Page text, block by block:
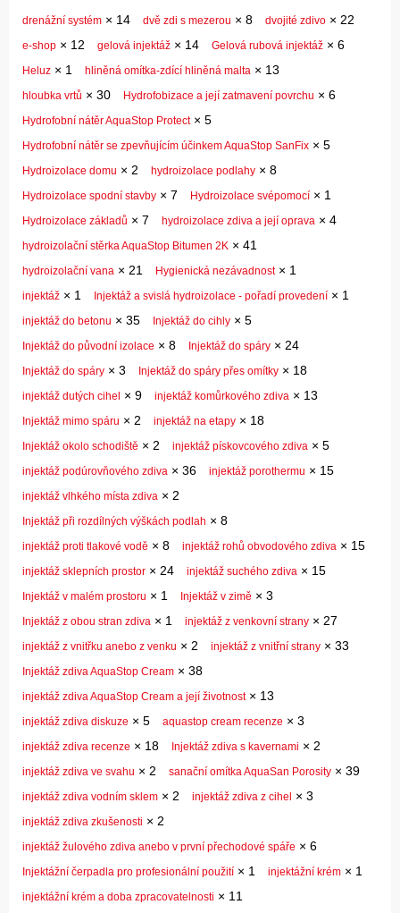
drenážní systém × 14 dvě zdi s mezerou × 8 dvojité zdivo × 22
e-shop × 12 gelová injektáž × 14 Gelová rubová injektáž × 6
Heluz × 1 hliněná omítka-zdící hliněná malta × 13
hloubka vrtů × 30 Hydrofobizace a její zatmavení povrchu × 6
Hydrofobní nátěr AquaStop Protect× 5
Hydrofobní nátěr se zpevňujícím účinkem AquaStop SanFix × 5
Hydroizolace domu × 2 hydroizolace podlahy × 8
Hydroizolace spodní stavby × 7 Hydroizolace svépomocí × 1
Hydroizolace základů × 7 hydroizolace zdiva a její oprava × 4
hydroizolační stěrka AquaStop Bitumen 2K × 41
hydroizolační vana × 21 Hygienická nezávadnost× 1
injektáž × 1 Injektáž a svislá hydroizolace - pořadí provedení × 1
injektáž do betonu × 35 Injektáž do cihly × 5
Injektáž do původní izolace × 8 Injektáž do spáry × 24
Injektáž do spáry × 3 Injektáž do spáry přes omítky × 18
injektáž dutých cihel × 9 injektáž komůrkového zdiva × 13
Injektáž mimo spáru × 2 injektáž na etapy × 18
Injektáž okolo schodiště × 2 injektáž pískovcového zdiva × 5
injektáž podúrovňového zdiva × 36 injektáž porothermu × 15
injektáž vlhkého místa zdiva × 2
Injektáž při rozdílných výškách podlah × 8
injektáž proti tlakové vodě × 8 injektáž rohů obvodového zdiva × 15
injektáž sklepních prostor × 24 injektáž suchého zdiva × 15
Injektáž v malém prostoru × 1 Injektáž v zimě × 3
Injektáž z obou stran zdiva × 1 injektáž z venkovní strany × 27
injektáž z vnitřku anebo z venku × 2 injektáž z vnitřní strany × 33
Injektáž zdiva AquaStop Cream × 38
injektáž zdiva AquaStop Cream a její životnost× 13
injektáž zdiva diskuze × 5 aquastop cream recenze × 3
injektáž zdiva recenze × 18 Injektáž zdiva s kavernami × 2
injektáž zdiva ve svahu × 2 sanační omítka AquaSan Porosity × 39
injektáž zdiva vodním sklem × 2 injektáž zdiva z cihel × 3
injektáž zdiva zkušenosti × 2
injektáž žulového zdiva anebo v první přechodové spáře × 6
Injektážní čerpadla pro profesionální použití × 1 injektážní krém × 1
injektážní krém a doba zpracovatelnosti × 11